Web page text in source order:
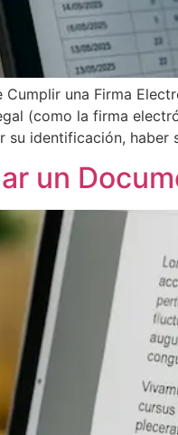
Cumplir una Firma
(como la firma
su identificación,
un